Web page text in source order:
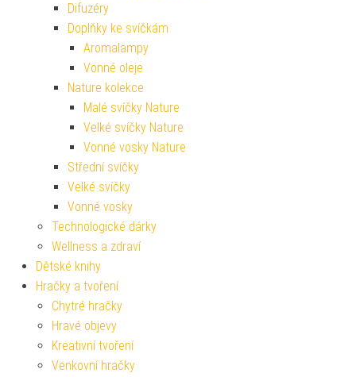
Difuzéry
Doplňky ke svíčkám
Aromalampy
Vonné oleje
Nature kolekce
Malé svíčky Nature
Velké svíčky Nature
Vonné vosky Nature
Střední svíčky
Velké svíčky
Vonné vosky
Technologické dárky
Wellness a zdraví
Dětské knihy
Hračky a tvoření
Chytré hračky
Hravé objevy
Kreativní tvoření
Venkovní hračky